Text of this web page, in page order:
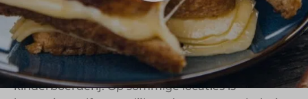
wordt geserveerd in een ontspannen, eigentijdse
sfeer.
The Tosti Club verspilt geen eten: zelfs de korstjes
worden hergebruikt, bijvoorbeeld als voer voor de
kinderboerderij. Op sommige locaties is